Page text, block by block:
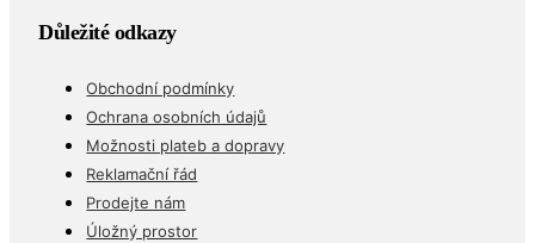
Důležité odkazy
Obchodní podmínky
Ochrana osobních údajů
Možnosti plateb a dopravy
Reklamační řád
Prodejte nám
Úložný prostor